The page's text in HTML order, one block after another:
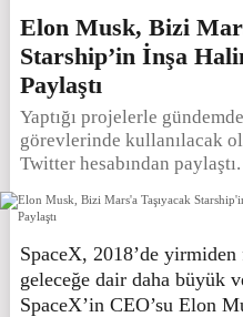
Elon Musk, Bizi
Starship’in İnşa
Paylaştı
Yaptığı projelerle
görevlerinde kullanılacak
Twitter hesabından paylaştı.
SpaceX, 2018’de
geleceğe dair daha büyük
SpaceX’in CEO’su Elon